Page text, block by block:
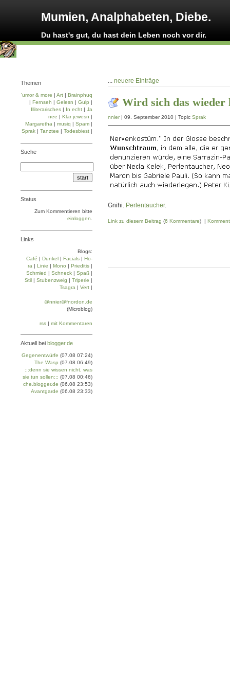
Mumien, Analphabeten, Diebe.
Du hast's gut, du hast dein Leben noch vor dir.
... neuere Einträge
Wird sich das wieder
nnier| 09. September 2010 | Topic Sprak
Gnihi. Perlentaucher.
Link zu diesem Beitrag (6 Kommentare) |
Themen
'umor & more | Art | Brainphuq
| Fernseh | Gelesn | Gulp |
Illiterarisches | In echt | Ja
nee | Klar jewesn |
Margaretha | musiq | Spam |
Sprak | Tanztee | Todesbiest |
Suche
Status
Zum Kommentieren bitte
einloggen
Links
Blogs:
Café | Dun­kel | Facials | Ho­
ra | Linie | Mo­no | Prie­di­tis |
Schmied | Schneck | Spaß |
Stil | Stu­ben­zweig | Tri­pe­rie |
Tsa­gra | Vert |
@nnier@fnordon.de
(Microblog)
rss | mit Kommentaren
Aktuell bei blogger.de
Gegenentwürfe (07.08 07:24)
The Wasp (07.08 06:49)
:::denn sie wissen nicht, was
sie tun sollen::: (07.08 00:46)
che.blogger.de (06.08 23:53)
Avantgarde (06.08 23:33)